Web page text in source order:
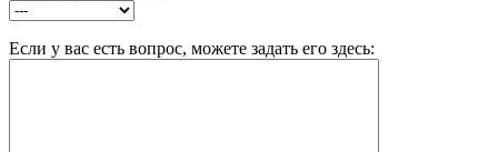
Если у вас есть вопрос, можете задать его здесь: